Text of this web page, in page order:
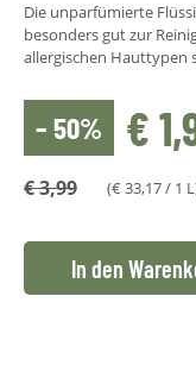
Die unparfümierte
besonders gut zur
allergischen Hauttypen
– 50% €
€3,99 (€ 33,17/ 1
In den